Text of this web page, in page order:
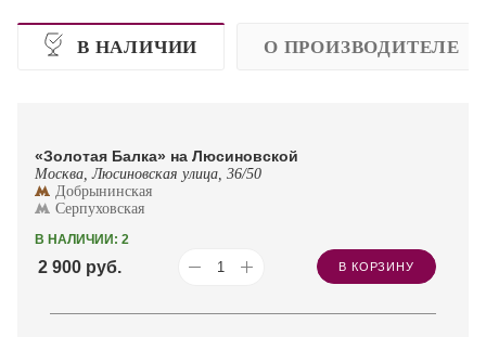
В НАЛИЧИИ О ПРОИЗВОДИТЕЛЕ
«Золотая Балка» на Люсиновской
Москва, Люсиновская улица, 36/50
Добрынинская
Серпуховская
В НАЛИЧИИ: 2
2 900 руб. В КОРЗИНУ